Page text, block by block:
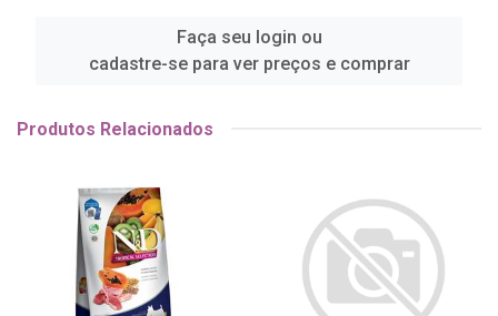
Faça seu login ou
cadastre-se para ver preços e comprar
Produtos Relacionados